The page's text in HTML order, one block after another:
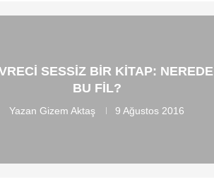
SESSIZ BIR KITAP: NEREDE
BU FIL?
Yazan Gizem Aktaş 9 Ağustos 2016